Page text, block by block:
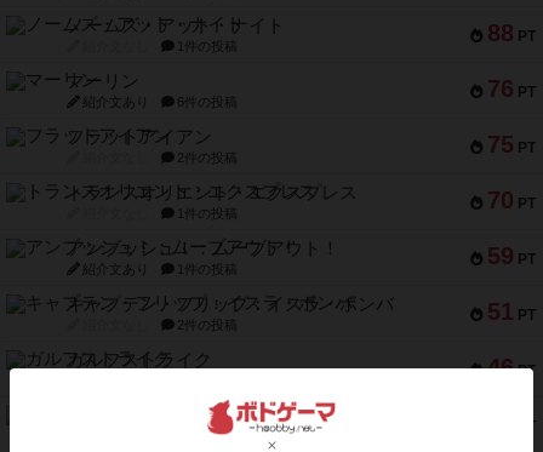
88 PT
ノームズ・アット・ナイト
1件の投稿
76 PT
マーリン
紹介文あり 6件の投稿
75 PT
フラットアイアン
2件の投稿
70 PT
トランスオリエント・エクスプレス
1件の投稿
59 PT
アンブッシュ！：ムーブアウト！
紹介文あり 1件の投稿
51 PT
キャプテン・フリップ：イスラ・ボンバ
2件の投稿
46 PT
ガルフストライク
PT
エコーズ・オブ・タイム
8件の投稿